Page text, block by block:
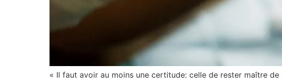
« Il faut avoir au moins une certitude: celle de rester maître